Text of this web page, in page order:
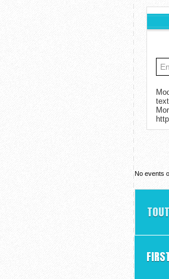
No events